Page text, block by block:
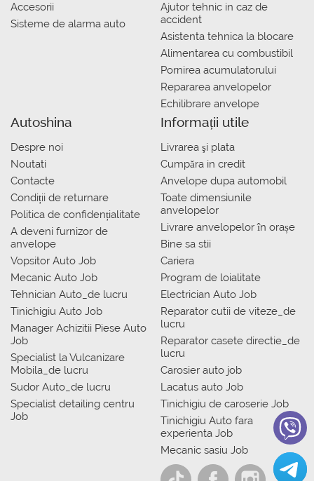
Accesorii
Sisteme de alarma auto
Ajutor tehnic in caz de
accident
Asistenta tehnica la blocare
Alimentarea cu combustibil
Pornirea acumulatorului
Repararea anvelopelor
Echilibrare anvelope
Autoshina
Despre noi
Noutati
Contacte
Condiții de returnare
Politica de confidențialitate
A deveni furnizor de
anvelope
Vopsitor Auto Job
Mecanic Auto Job
Tehnician Auto_de lucru
Tinichigiu Auto Job
Manager Achizitii Piese Auto
Job
Specialist la Vulcanizare
Mobila_de lucru
Sudor Auto_de lucru
Specialist detailing centru
Job
Informații utile
Livrarea şi plata
Сumpăra in credit
Anvelope dupa automobil
Toate dimensiunile
anvelopelor
Livrare anvelopelor în orașe
Bine sa stii
Cariera
Program de loialitate
Electrician Auto Job
Reparator cutii de viteze_de
lucru
Reparator casete directie_de
lucru
Carosier auto job
Lacatus auto Job
Tinichigiu de caroserie Job
Tinichigiu Auto fara
experienta Job
Mecanic sasiu Job